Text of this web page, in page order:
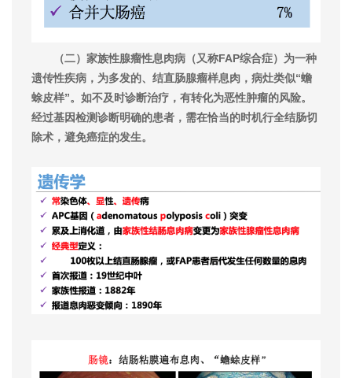
（二）家族性腺瘤性息肉病（又称FAP综合症）为一种
遗传性疾病，为多发的、结直肠腺瘤样息肉，病灶类似“蟾
蜍皮样”。如不及时诊断治疗，有转化为恶性肿瘤的风险。
经过基因检测诊断明确的患者，需在恰当的时机行全结肠切
除术，避免癌症的发生。